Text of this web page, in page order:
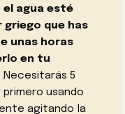
el agua esté
griego que has
unas horas
en tu
.Necesitarás 5
usando
agitando la